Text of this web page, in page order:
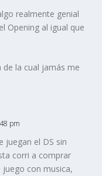
realmente genial
Opening al igual que
la cual jamás me
pm
juegan el DS sin
corri a comprar
con musica,